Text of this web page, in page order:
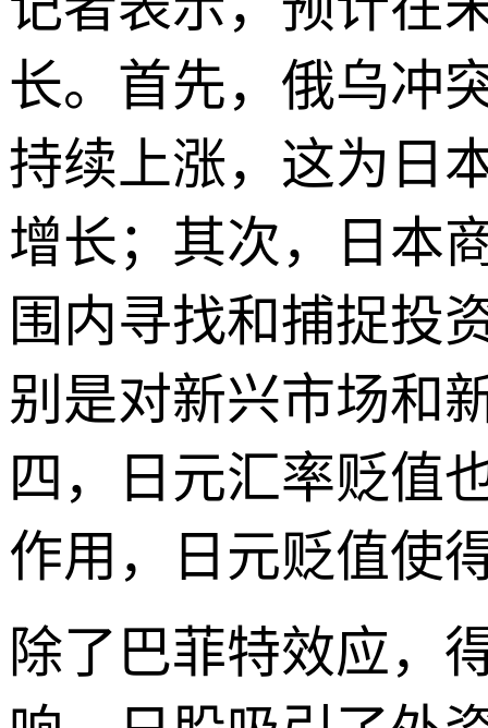
长。首先，俄乌冲
持续上涨，这为日
增长；其次，日本
围内寻找和捕捉投
别是对新兴市场和
四，日元汇率贬值
作用，日元贬值使
除了巴菲特效应，